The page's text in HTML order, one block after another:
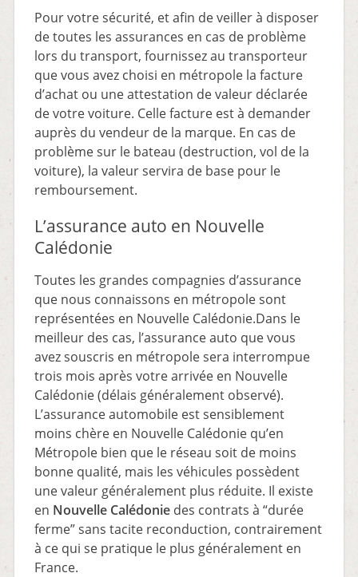
Pour votre sécurité, et afin de veiller à disposer
de toutes les assurances en cas de problème
lors du transport, fournissez au transporteur
que vous avez choisi en métropole la facture
d’achat ou une attestation de valeur déclarée
de votre voiture. Celle facture est à demander
auprès du vendeur de la marque. En cas de
problème sur le bateau (destruction, vol de la
voiture), la valeur servira de base pour le
remboursement.
L’assurance auto en Nouvelle
Calédonie
Toutes les grandes compagnies d’assurance
que nous connaissons en métropole sont
représentées en Nouvelle Calédonie.Dans le
meilleur des cas, l’assurance auto que vous
avez souscris en métropole sera interrompue
trois mois après votre arrivée en Nouvelle
Calédonie (délais généralement observé).
L’assurance automobile est sensiblement
moins chère en Nouvelle Calédonie qu’en
Métropole bien que le réseau soit de moins
bonne qualité, mais les véhicules possèdent
une valeur généralement plus réduite. Il existe
en Nouvelle Calédoniedes contrats à “durée
ferme” sans tacite reconduction, contrairement
à ce qui se pratique le plus généralement en
France.